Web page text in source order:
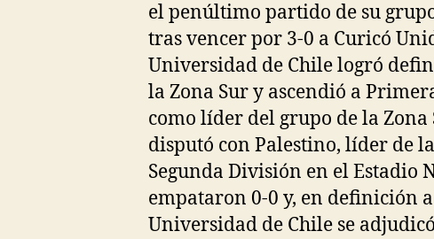
el penúltimo partido de su
tras vencer por 3-0 a Curicó
Universidad de Chile logró
la Zona Sur y ascendió a
como líder del grupo de la Zona
disputó con Palestino, líder de
Segunda División en el Estadio
empataron 0-0 y, en definición
Universidad de Chile se